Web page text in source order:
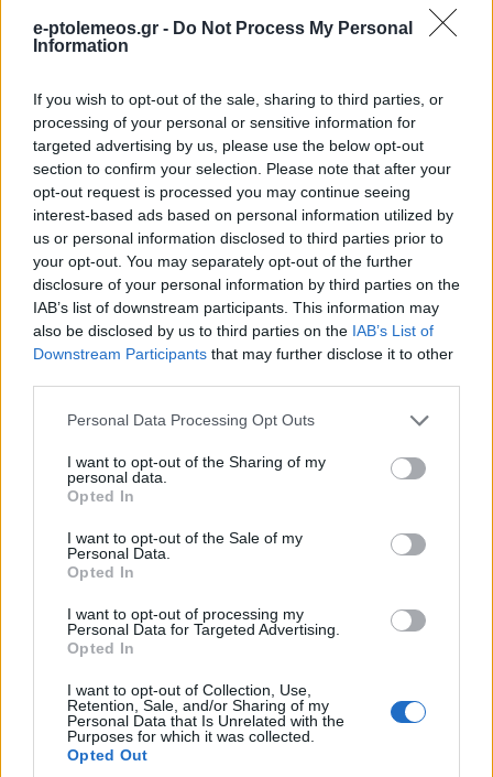
e-ptolemeos.gr - Do Not Process My Personal
Information
If you wish to opt-out of the sale, sharing to third parties, or
processing of your personal or sensitive information for
targeted advertising by us, please use the below opt-out
section to confirm your selection. Please note that after your
opt-out request is processed you may continue seeing
interest-based ads based on personal information utilized by
us or personal information disclosed to third parties prior to
your opt-out. You may separately opt-out of the further
disclosure of your personal information by third parties on the
IAB’s list of downstream participants. This information may
also be disclosed by us to third parties on the IAB’s List of
Downstream Participants that may further disclose it to other
Please note that this website/app uses one or more Google
not limited to your visit or usage behaviour. You may click to
grant or deny consent to Google and its third-party tags to
use your data for below specified purposes in below Google
consent section.
Personal Data Processing Opt Outs
I want to opt-out of the Sharing of my
personal data.
Opted In
I want to opt-out of the Sale of my
Personal Data.
Opted In
I want to opt-out of processing my
Personal Data for Targeted Advertising.
Opted In
I want to opt-out of Collection, Use,
Retention, Sale, and/or Sharing of my
Personal Data that Is Unrelated with the
Purposes for which it was collected.
Opted Out
παράδοσης του
Τσοτυλίου
7 Αυγούστου 2026, 7:31 μμ
κινητοποίηση της
Υπηρεσίας
7 Αυγούστου 2026, 7:00 μμ